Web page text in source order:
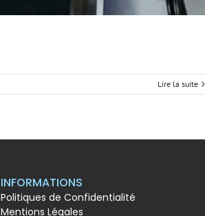
Lire la suite
INFORMATIONS
Politiques de Confidentialité
Mentions Légales